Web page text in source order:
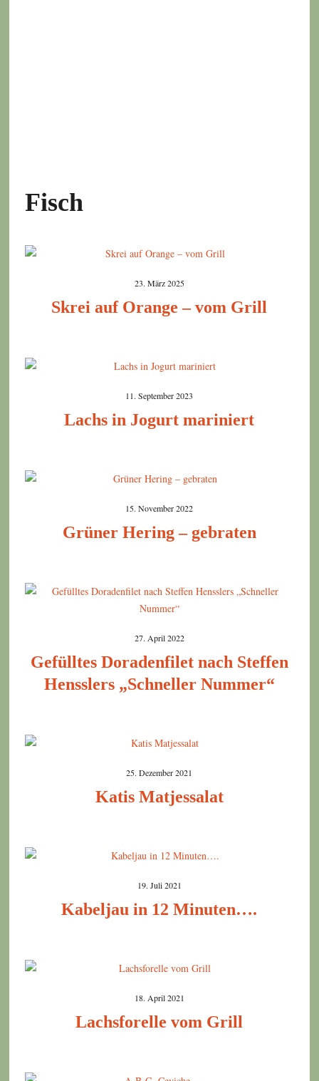
Fisch
23. März 2025
Skrei auf Orange – vom Grill
11. September 2023
Lachs in Jogurt mariniert
15. November 2022
Grüner Hering – gebraten
27. April 2022
Gefülltes Doradenfilet nach Steffen
Hensslers „Schneller Nummer“
25. Dezember 2021
Katis Matjessalat
19. Juli 2021
Kabeljau in 12 Minuten….
18. April 2021
Lachsforelle vom Grill